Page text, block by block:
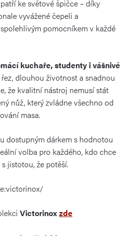
patří ke světové špičce – díky
vyvážené čepeli a
pomocníkem v každé
kuchaře, studenty i vášnivé
dlouhou životnost a snadnou
že kvalitní nástroj nemusí stát
nůž, který zvládne všechno od
masa.
dostupným dárkem s hodnotou
volba pro každého, kdo chce
jistotou, že potěší.
Victorinoxzde